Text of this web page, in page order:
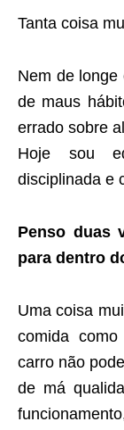
Tanta coisa
Nem de longe
de maus
errado sobre
Hoje sou
disciplinada e
Penso duas
para dentro
Uma coisa
comida
carro não
de má